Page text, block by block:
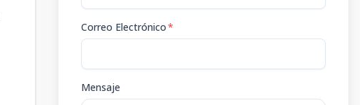
Correo Electrónico*
Mensaje